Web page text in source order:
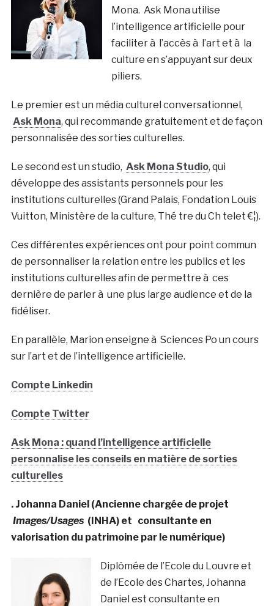
Mona. Ask Mona utilise
l’intelligence artificielle pour
faciliter à l’accès à l’art et à la
culture en s’appuyant sur deux
piliers.
Le premier est un média culturel conversationnel,
Ask Mona, qui recommande gratuitement et de façon
personnalisée des sorties culturelles.
Le second est un studio, Ask Mona Studio, qui
développe des assistants personnels pour les
institutions culturelles (Grand Palais, Fondation Louis
Vuitton, Ministère de la culture, Thé tre du Ch telet €¦).
Ces différentes expériences ont pour point commun
de personnaliser la relation entre les publics et les
institutions culturelles afin de permettre à ces
dernière de parler à une plus large audience et de la
fidéliser.
En parallèle, Marion enseigne à Sciences Po un cours
sur l’art et de l’intelligence artificielle.
Compte Linkedin
Compte Twitter
Ask Mona : quand l’intelligence artificielle
personnalise les conseils en matière de sorties
culturelles
. Johanna Daniel (Ancienne chargée de projet
Images/Usages (INHA) et consultante en
valorisation du patrimoine par le numérique)
Diplômée de l’Ecole du Louvre et
de l’Ecole des Chartes, Johanna
Daniel est consultante en